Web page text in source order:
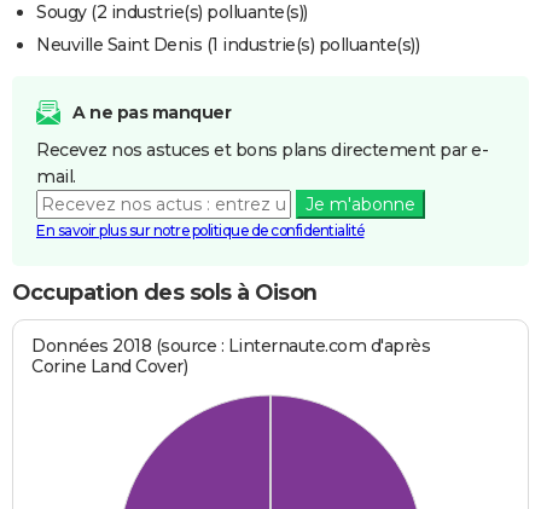
Sougy (2 industrie(s) polluante(s))
Neuville Saint Denis (1 industrie(s) polluante(s))
A ne pas manquer
Recevez nos astuces et bons plans directement par e-
mail.
Je m'abonne
En savoir plus sur notre politique de confidentialité
Occupation des sols à Oison
Données 2018 (source : Linternaute.com d'après
Corine Land Cover)